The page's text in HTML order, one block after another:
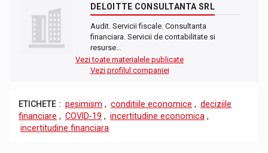
DELOITTE CONSULTANTA SRL
Audit. Servicii fiscale. Consultanta
financiara. Servicii de contabilitate si
resurse…
Vezi toate materialele publicate
Vezi profilul companiei
ETICHETE : pesimism , conditiile economice , deciziile
financiare , COVID-19 , incertitudine economica ,
incertitudine financiara